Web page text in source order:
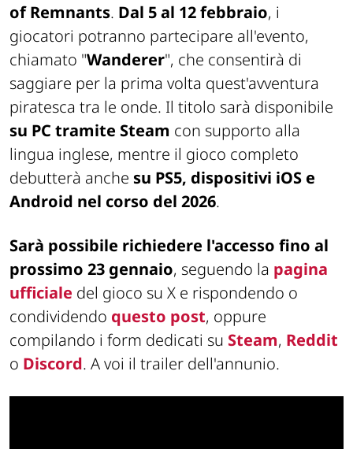
of Remnants. Dal 5 al 12 febbraio, i
giocatori potranno partecipare all'evento,
chiamato "Wanderer", che consentirà di
saggiare per la prima volta quest'avventura
piratesca tra le onde. Il titolo sarà disponibile
su PC tramite Steam con supporto alla
lingua inglese, mentre il gioco completo
debutterà anche su PS5, dispositivi iOS e
Android nel corso del 2026.
Sarà possibile richiedere l'accesso fino al
prossimo 23 gennaio, seguendo la pagina
ufficiale del gioco su X e rispondendo o
condividendo questo post, oppure
compilando i form dedicati su Steam, Reddit
o Discord. A voi il trailer dell'annunio.